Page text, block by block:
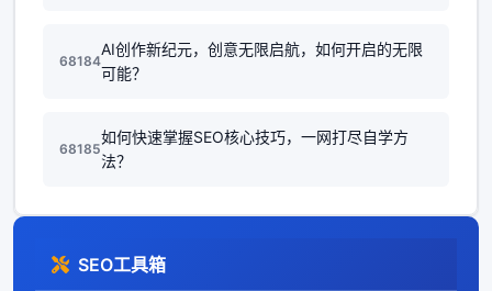
68184
AI创作新纪元，创意无限启航，如何开启的无限
可能？
68185
如何快速掌握SEO核心技巧，一网打尽自学方
法？
SEO工具箱